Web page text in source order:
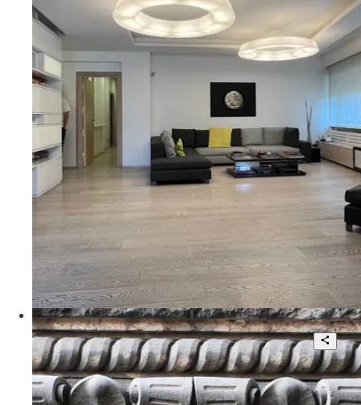
3
253 mq
€ 2.300.000Via Eleonora Duse
Roma - Coppedè, Via Dora, Palazzi degli
Ambasciatori
5